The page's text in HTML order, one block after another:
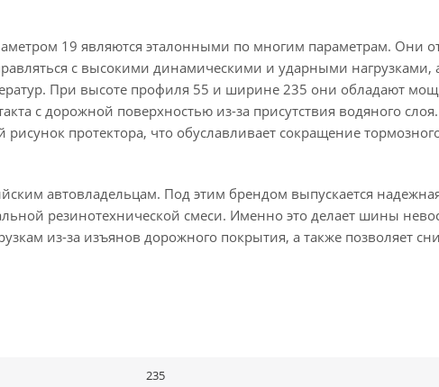
19 являются эталонными по многим параметрам. Они
с высокими динамическими и ударными нагрузками,
При высоте профиля 55 и ширине 235 они обладают
с дорожной поверхностью из-за присутствия водяного
протектора, что обуславливает сокращение
автовладельцам. Под этим брендом выпускается
резинотехнической смеси. Именно это делает шины
из-за изъянов дорожного покрытия, а также позволяет
235